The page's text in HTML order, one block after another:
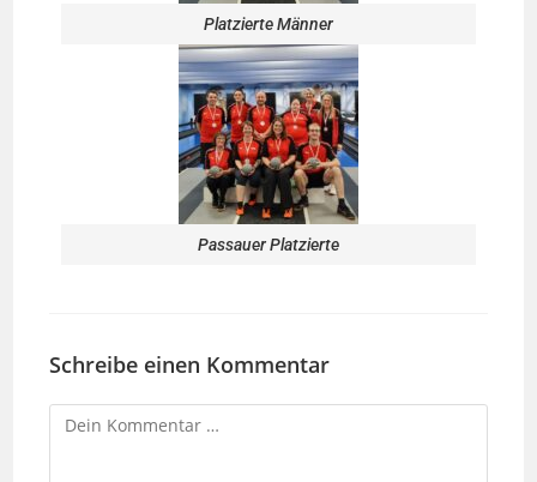
Platzierte Männer
Passauer Platzierte
Schreibe einen Kommentar